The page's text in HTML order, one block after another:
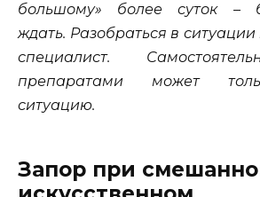
большому» более суток –
ждать. Разобраться в
специалист.
препаратами может
ситуацию.
Запор при